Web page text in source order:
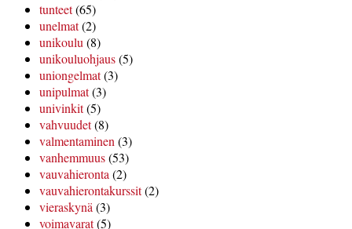
tunteet(65)
unelmat(2)
unikoulu (8)
unikouluohjaus(5)
uniongelmat(3)
unipulmat(3)
univinkit(5)
vahvuudet(8)
valmentaminen (3)
vanhemmuus(53)
vauvahieronta (2)
vauvahierontakurssit(2)
vieraskynä (3)
voimavarat(5)